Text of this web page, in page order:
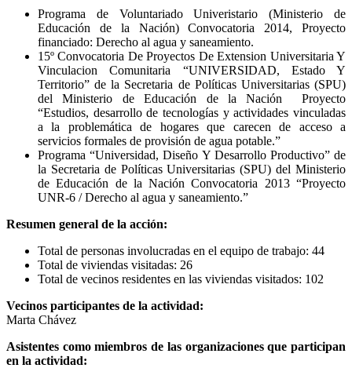
Programa de Voluntariado Univeristario (Ministerio de
Educación de la Nación) Convocatoria 2014, Proyecto
financiado: Derecho al agua y saneamiento.
15º Convocatoria De Proyectos De Extension Universitaria Y
Vinculacion Comunitaria “UNIVERSIDAD, Estado Y
Territorio” de la Secretaria de Políticas Universitarias (SPU)
del Ministerio de Educación de la Nación Proyecto
“Estudios, desarrollo de tecnologías y actividades vinculadas
a la problemática de hogares que carecen de acceso a
servicios formales de provisión de agua potable.”
Programa “Universidad, Diseño Y Desarrollo Productivo” de
la Secretaria de Políticas Universitarias (SPU) del Ministerio
de Educación de la Nación Convocatoria 2013 “Proyecto
UNR-6 / Derecho al agua y saneamiento.”
Resumen general de la acción:
Total de personas involucradas en el equipo de trabajo: 44
Total de viviendas visitadas: 26
Total de vecinos residentes en las viviendas visitados: 102
Vecinos participantes de la actividad:
Marta Chávez
Asistentes como miembros de las organizaciones que participan
en la actividad: